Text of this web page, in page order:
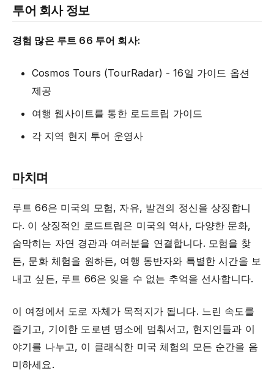
투어 회사 정보
경험 많은 루트 66 투어 회사:
Cosmos Tours (TourRadar) - 16일 가이드 옵션
제공
여행 웹사이트를 통한 로드트립 가이드
각 지역 현지 투어 운영사
마치며
루트 66은 미국의 모험, 자유, 발견의 정신을 상징합니
다. 이 상징적인 로드트립은 미국의 역사, 다양한 문화,
숨막히는 자연 경관과 여러분을 연결합니다. 모험을 찾
든, 문화 체험을 원하든, 여행 동반자와 특별한 시간을 보
내고 싶든, 루트 66은 잊을 수 없는 추억을 선사합니다.
이 여정에서 도로 자체가 목적지가 됩니다. 느린 속도를
즐기고, 기이한 도로변 명소에 멈춰서고, 현지인들과 이
야기를 나누고, 이 클래식한 미국 체험의 모든 순간을 음
미하세요.